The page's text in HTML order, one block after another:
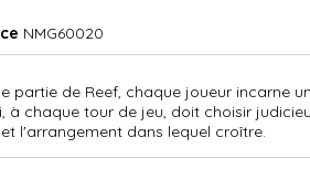
NMG60020
partie de Reef, chaque joueur incarne
à chaque tour de jeu, doit choisir
l'arrangement dans lequel croître.